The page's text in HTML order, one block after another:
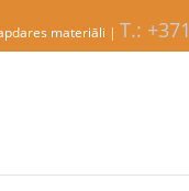
materiāli | T.: +371